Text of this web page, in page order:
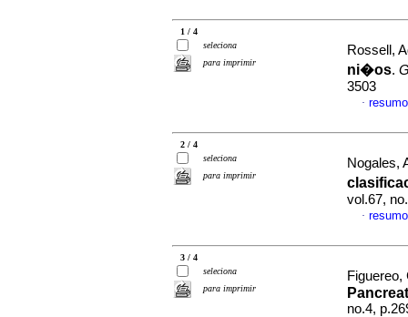
1 / 4
seleciona
para imprimir
Rossell,
ni�os.
3503
·
2 / 4
seleciona
para imprimir
Nogales,
vol.67,
·
3 / 4
seleciona
para imprimir
no.4,